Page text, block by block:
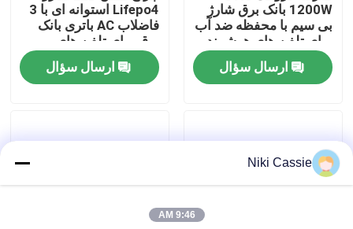
کنترل کیفیت
با ما تماس بگیرید
درخواست نقل قول
نیروگاه خورشیدی قابل حمل
1200W بانک برق شارژ
بی سیم با محفظه ضد آب
برای تلفن های هوشمند
ارسال سؤال
Lifepo4 استوانه ای با 3
فاضلاب AC باتری بانک
برق برای تلفن های
هوشمند
ارسال سؤال
Niki Cassie
9:46 AM